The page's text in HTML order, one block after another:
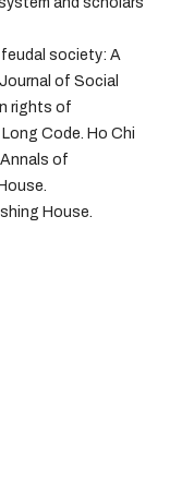
feudal society: A
of Social
rights of
Code. Ho Chi
Annals of
House.